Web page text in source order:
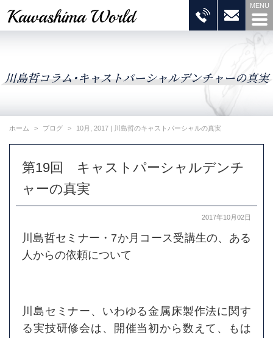
ホーム ブログ 10月, 2017 | 川島哲のキャストパーシャルの真実
第19回 キャストパーシャルデンチ
ャーの真実
2017年10月02日
川島哲セミナー・7か月コース受講生の、ある
人からの依頼について
川島セミナー、いわゆる金属床製作法に関す
る実技研修会は、開催当初から数えて、もは